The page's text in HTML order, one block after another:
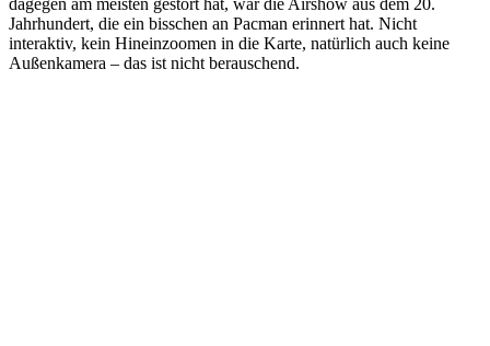
dagegen am meisten gestört hat, war die Airshow aus dem 20.
Jahrhundert, die ein bisschen an Pacman erinnert hat. Nicht
interaktiv, kein Hineinzoomen in die Karte, natürlich auch keine
Außenkamera – das ist nicht berauschend.